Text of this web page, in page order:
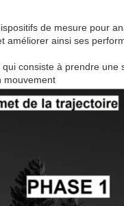
de mesure pour
améliorer ainsi ses
consiste à prendre une
mouvement